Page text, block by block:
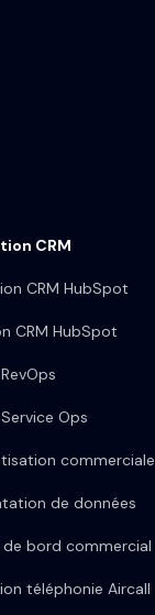
CRM
CRM HubSpot
CRM HubSpot
Ops
commerciale
de données
de bord commercial
téléphonie Aircall